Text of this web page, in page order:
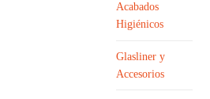
Acabados
Higiénicos
Glasliner y
Accesorios